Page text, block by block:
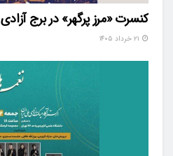
کنسرت «مرز پرگهر» در برج آزادی